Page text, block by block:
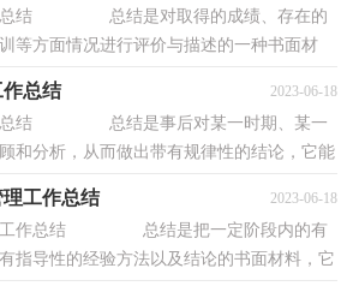
作总结 总结是对取得的成绩、存在的
等方面情况进行评价与描述的一种书面材
总结 2023-06-18
作总结 总结是事后对某一时期、某一
和分析，从而做出带有规律性的结论，它能
工作总结 2023-06-18
理工作总结 总结是把一定阶段内的有
指导性的经验方法以及结论的书面材料，它